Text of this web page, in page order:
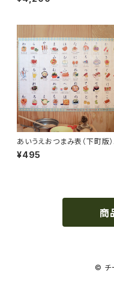
あいうえおつまみ表（下町版）
A-I-U-E-Otsumami Chart
ith Japanese Sake
¥495
商
© チ